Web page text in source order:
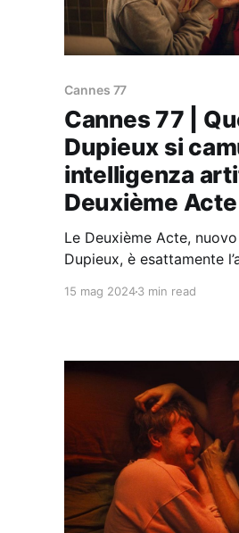
Cannes 77
Cannes 77 |
Dupieux si
intelligenza
Deuxième Acte
Le Deuxième Acte,
Dupieux, è esattamente
15 mag 20243 min read